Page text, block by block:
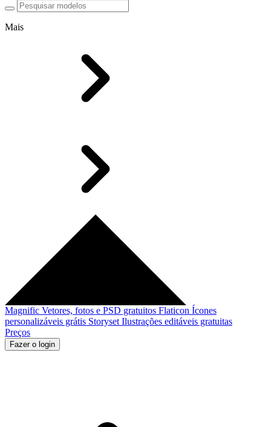
Mais
Magnific Vetores, fotos e PSD gratuitos Flaticon Ícones
personalizáveis grátis Storyset Ilustrações editáveis gratuitas
Preços
Fazer o login